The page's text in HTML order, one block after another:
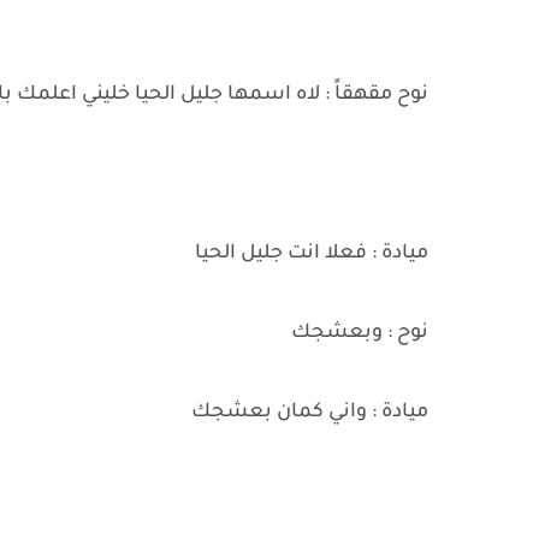
نوح مقهقاً : لاه اسمها جليل الحيا خليني اعلمك
ميادة : فعلا انت جليل الحيا
نوح : وبعشجك
ميادة : واني كمان بعشجك